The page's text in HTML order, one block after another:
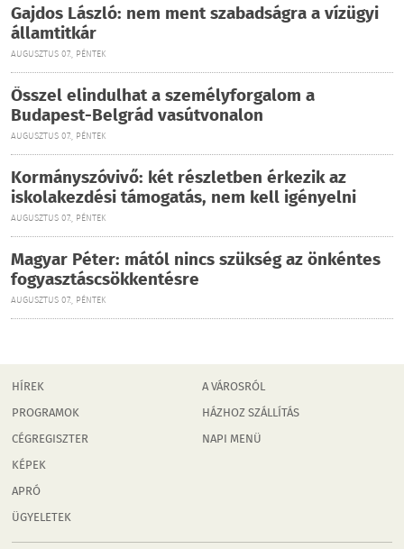
Gajdos László: nem ment szabadságra a vízügyi
államtitkár
AUGUSZTUS 07., PÉNTEK
Ősszel elindulhat a személyforgalom a
Budapest-Belgrád vasútvonalon
AUGUSZTUS 07., PÉNTEK
Kormányszóvivő: két részletben érkezik az
iskolakezdési támogatás, nem kell igényelni
AUGUSZTUS 07., PÉNTEK
Magyar Péter: mától nincs szükség az önkéntes
fogyasztáscsökkentésre
AUGUSZTUS 07., PÉNTEK
HÍREK
PROGRAMOK
CÉGREGISZTER
KÉPEK
APRÓ
ÜGYELETEK
A VÁROSRÓL
HÁZHOZ SZÁLLÍTÁS
NAPI MENÜ